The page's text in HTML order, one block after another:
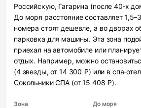
Российскую, Гагарина (после 40‑х
До моря расстояние составляет
номера стоят дешевле, а во дворах
парковка для машины. Эта зона
приехал на автомобиле или
отдых. Например, можно
(4 звезды, от 14 300 ₽) или в
Сокольники СПА (от 15 408 ₽).
Зона До моря